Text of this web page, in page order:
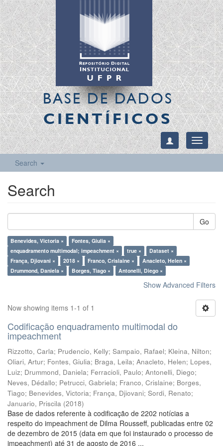
BASE DE DADOS
CIENTÍFICOS
Toggle
Search
Search
Go
Benevides, Victoria ×
Fontes, Giulia ×
enquadramento multimodal; impeachment ×
true ×
Dataset ×
França, Djiovani ×
2018 × Franco, Crislaine ×
Anacleto, Helen ×
Drummond, Daniela ×
Borges, Tiago × Antonelli, Diego ×
Show Advanced Filters
Now showing items 1-1 of 1
Codificação enquadramento multimodal do
impeachment
Rizzotto, Carla; Prudencio, Kelly; Sampaio, Rafael; Kleina, Nilton;
Oliari, Artur; Fontes, Giulia; Braga, Leila; Anacleto, Helen; Lopes,
Luiz; Drummond, Daniela; Ferracioli, Paulo; Antonelli, Diego;
Neves, Dédallo; Petrucci, Gabriela; Franco, Crislaine; Borges,
Tiago; Benevides, Victoria; França, Djiovani; Sordi, Renato;
Januario, Priscila (2018)
Base de dados referente à codificação de 2202 notícias a
respeito do impeachment de Dilma Rousseff, publicadas entre 02
de dezembro de 2015 (data em que foi instaurado o processo de
impeachment) até 31 de agosto de 2016 ...